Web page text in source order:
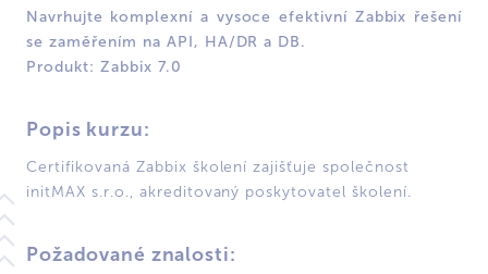
Navrhujte komplexní a vysoce efektivní Zabbix řešení
se zaměřením na API, HA/DR a DB.
Produkt: Zabbix 7.0
Popis kurzu:
Certifikovaná Zabbix školení zajišťuje společnost
initMAX s.r.o., akreditovaný poskytovatel školení.
Požadované znalosti: